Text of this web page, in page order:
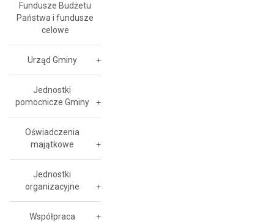
Fundusze Budżetu
Państwa i fundusze
celowe
Urząd Gminy
Jednostki
pomocnicze Gminy
Oświadczenia
majątkowe
Jednostki
organizacyjne
Współpraca